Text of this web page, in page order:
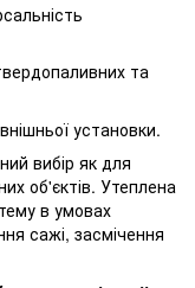
та
установки.
вибір як для
об'єктів. Утеплена
в умовах
сажі, засмічення